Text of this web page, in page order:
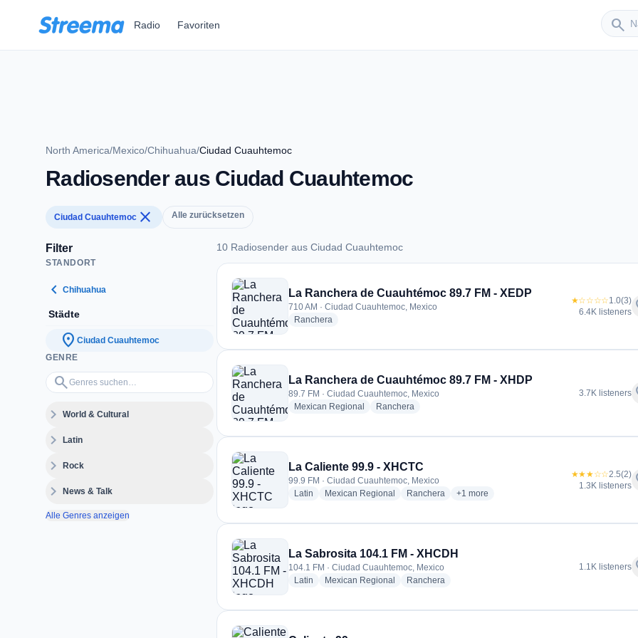
Radio Favoriten search
Sender
North America/Mexico/Chihuahua/Ciudad Cuauhtemoc
Radiosender aus Ciudad Cuauhtemoc
Ciudad Cuauhtemoc close Alle zurücksetzen
Filter
STANDORT
chevron_left Chihuahua
Städte
location_on Ciudad Cuauhtemoc
GENRE
search
Genres suchen…
expand_moreWorld & Cultural
expand_moreLatin
expand_moreRock
expand_moreNews & Talk
Alle Genres anzeigen
10 Radiosender aus Ciudad Cuauhtemoc
10 Radiosender aus Ciudad Cuauhtemoc
La Ranchera de Cuauhtémoc 89.7 FM - XEDP
710 AM · Ciudad Cuauhtemoc, Mexico
Ranchera
★☆☆☆☆1.0(3)
6.4K listeners
La Ranchera de Cuauhtémoc 89.7 FM - XHDP
89.7 FM · Ciudad Cuauhtemoc, Mexico
Mexican Regional
radio stations
Ranchera
3.7K listeners
La Caliente 99.9 - XHCTC
99.9 FM · Ciudad Cuauhtemoc, Mexico
Latin radio stations
Mexican Regional radio stations
Ranchera radio stations
+1 more genres for La Caliente 99.9 - XHCTC
more
★★★☆☆2.5(2)
1.3K listeners
La Sabrosita 104.1 FM - XHCDH
104.1 FM · Ciudad Cuauhtemoc, Mexico
Latin radio stations
Mexican Regional radio stations
Ranchera
1.1K listeners